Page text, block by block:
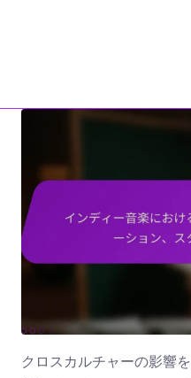
Skip to content
クロスカルチャーの影響